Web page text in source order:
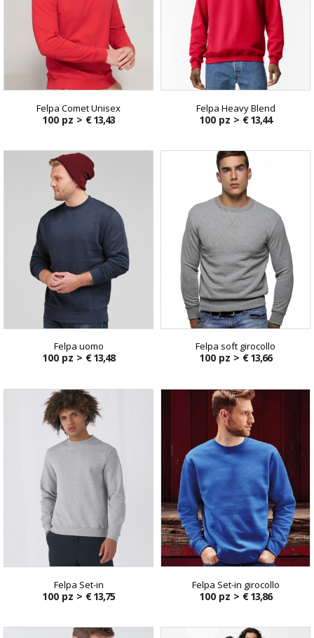
Felpa Comet Unisex
100 pz > € 13,43
Felpa Heavy Blend
100 pz > € 13,44
Felpa uomo
100 pz > € 13,48
Felpa soft girocollo
100 pz > € 13,66
Felpa Set-in
100 pz > € 13,75
Felpa Set-in girocollo
100 pz > € 13,86